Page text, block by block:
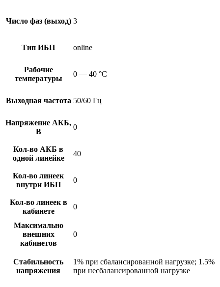
Число фаз (выход) 3
Тип ИБП online
Рабочие
температуры
0 — 40 °С
Выходная частота 50/60 Гц
Напряжение АКБ,
В
0
Кол-во АКБ в
одной линейке
40
Кол-во линеек
внутри ИБП
0
Кол-во линеек в
кабинете
0
Максимально
внешних
кабинетов
0
Стабильность
напряжения
1% при сбалансированной нагрузке; 1.5%
при несбалансированной нагрузке